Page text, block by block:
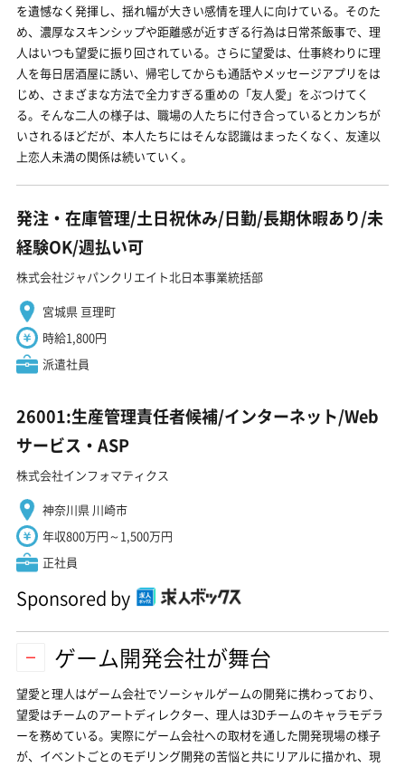
を遺憾なく発揮し、揺れ幅が大きい感情を理人に向けている。そのた
め、濃厚なスキンシップや距離感が近すぎる行為は日常茶飯事で、理
人はいつも望愛に振り回されている。さらに望愛は、仕事終わりに理
人を毎日居酒屋に誘い、帰宅してからも通話やメッセージアプリをは
じめ、さまざまな方法で全力すぎる重めの「友人愛」をぶつけてく
る。そんな二人の様子は、職場の人たちに付き合っているとカンちが
いされるほどだが、本人たちにはそんな認識はまったくなく、友達以
上恋人未満の関係は続いていく。
発注・在庫管理/土日祝休み/日勤/長期休暇あり/未
経験OK/週払い可
株式会社ジャパンクリエイト北日本事業統括部
宮城県 亘理町
時給1,800円
派遣社員
26001:生産管理責任者候補/インターネット/Web
サービス・ASP
株式会社インフォマティクス
神奈川県 川崎市
年収800万円～1,500万円
正社員
Sponsored by
ゲーム開発会社が舞台
望愛と理人はゲーム会社でソーシャルゲームの開発に携わっており、
望愛はチームのアートディレクター、理人は3Dチームのキャラモデラ
ーを務めている。実際にゲーム会社への取材を通した開発現場の様子
が、イベントごとのモデリング開発の苦悩と共にリアルに描かれ、現